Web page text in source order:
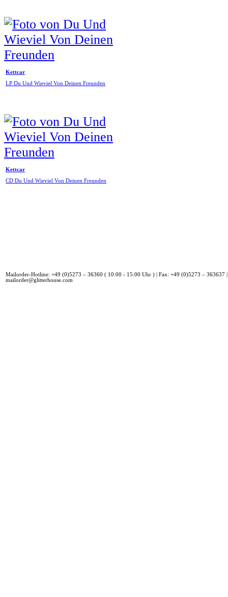
Kettcar
LP Du Und Wieviel Von Deinen Freunden
Kettcar
CD Du Und Wieviel Von Deinen Freunden
Mailorder-Hotline: +49 (0)5273 – 36360 ( 10:00 - 15:00 Uhr ) | Fax: +49 (0)5273 – 363637
mailorder@glitterhouse.com